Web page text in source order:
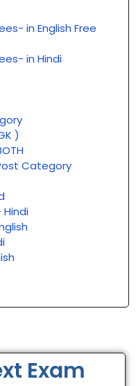
in English Free
in Hindi
)
Category
Hindi
Exam